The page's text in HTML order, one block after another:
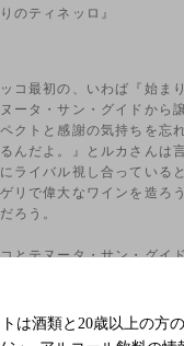
のティネッロ』
コ最初の、いわば『始ま
ータ・サン・グイドから
クトと感謝の気持ちを忘
んだよ。』とルカさんは
ライバル視し合っている
リで偉大なワインを造ろ
ろう。
とテヌータ・サン・グイ
え入れたのである。実際
ージ1985年）やグアド・
は酒類と20歳以上の方